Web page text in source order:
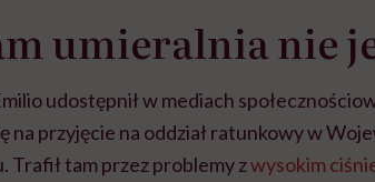
umieralnia nie
udostępnił w mediach
na przyjęcie na oddział ratunkowy w
Trafił tam przez problemy zwysokim